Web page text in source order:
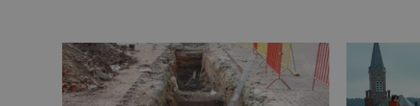
lva.be
PHPSESSID
PHP.net
www.so-
lva.be